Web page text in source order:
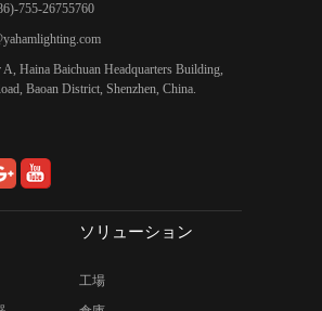
755-26755760
Haina Baichuan Headquarters Building,
Baoan District, Shenzhen, China.
ソリューション
工場